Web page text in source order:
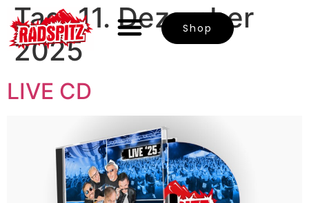
Shop
Tag:11. Dezember
2025
LIVE CD